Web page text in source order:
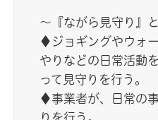
～『ながら見守り』
♦ジョギングやウォ
やりなどの日常活動
って見守りを行う。
♦事業者が、日常の
りを行う。